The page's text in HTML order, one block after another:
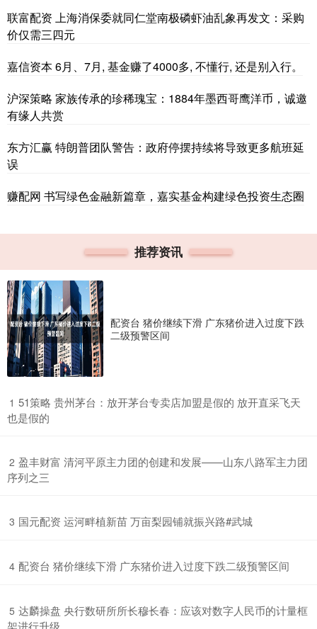
联富配资 上海消保委就同仁堂南极磷虾油乱象再发文：采购
价仅需三四元
嘉信资本 6月、7月, 基金赚了4000多, 不懂行, 还是别入行。
沪深策略 家族传承的珍稀瑰宝：1884年墨西哥鹰洋币，诚邀
有缘人共赏
东方汇赢 特朗普团队警告：政府停摆持续将导致更多航班延
误
赚配网 书写绿色金融新篇章，嘉实基金构建绿色投资生态圈
推荐资讯
配资台 猪价继续下滑 广东猪价进入过度下跌
二级预警区间
1 ​51策略 贵州茅台：放开茅台专卖店加盟是假的 放开直采飞天
也是假的
2 ​盈丰财富 清河平原主力团的创建和发展——山东八路军主力团
序列之三
3 ​国元配资 运河畔植新苗 万亩梨园铺就振兴路#武城
4 ​配资台 猪价继续下滑 广东猪价进入过度下跌二级预警区间
5 ​达麟操盘 央行数研所所长穆长春：应该对数字人民币的计量框